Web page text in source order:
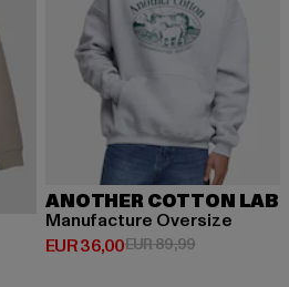
EUR 59,99
ANOTHER COTTON LAB
Manufacture Oversize
EUR 36,00
Derzeitiger Preis: EUR 36,00
EUR 89,99Aktionspreis: